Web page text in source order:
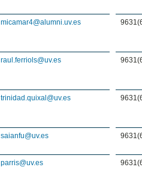
micamar4@alumni.uv.es
raul.ferriols@uv.es
trinidad.quixal@uv.es
saianfu@uv.es
parris@uv.es